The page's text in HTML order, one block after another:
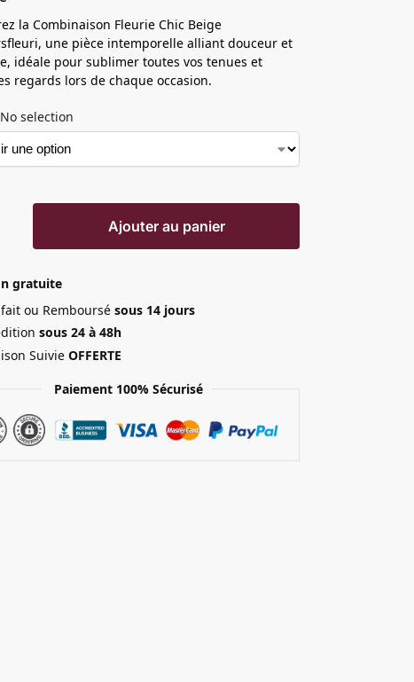
la Combinaison Fleurie Chic Beige
une pièce intemporelle alliant douceur et
idéale pour sublimer toutes vos tenues et
regards lors de chaque occasion.
No selection
Ajouter au panier
gratuite
ou Remboursésous 14 jours
sous 24 à 48h
SuivieOFFERTE
Paiement 100% Sécurisé